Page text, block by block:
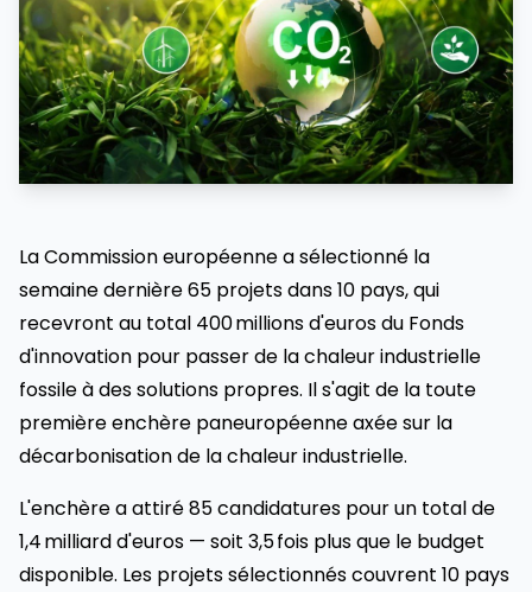
La Commission européenne a sélectionné la
semaine dernière 65 projets dans 10 pays, qui
recevront au total 400 millions d'euros du Fonds
d'innovation pour passer de la chaleur industrielle
fossile à des solutions propres. Il s'agit de la toute
première enchère paneuropéenne axée sur la
décarbonisation de la chaleur industrielle.
L'enchère a attiré 85 candidatures pour un total de
1,4 milliard d'euros — soit 3,5 fois plus que le budget
disponible. Les projets sélectionnés couvrent 10 pays